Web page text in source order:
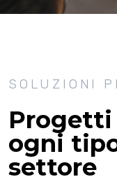
SOLUZIONI
Progetti
ogni
settore